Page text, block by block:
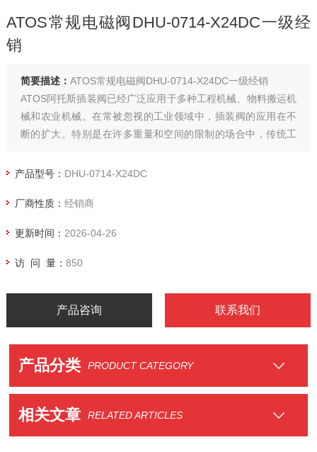
ATOS常规电磁阀DHU-0714-X24DC一级经
销
简要描述： ATOS常规电磁阀DHU-0714-X24DC一级经销
ATOS阿托斯插装阀已经广泛应用于多种工程机械、物料搬运机
械和农业机械。在常被忽视的工业领域中，插装阀的应用在不
断的扩大。特别是在许多重量和空间的限制的场合中，传统工
产品型号： DHU-0714-X24DC
厂商性质： 经销商
更新时间： 2026-04-26
访 问 量： 850
产品咨询 联系我们
产品分类 PRODUCT CATEGORY
相关文章 RELATED ARTICLES